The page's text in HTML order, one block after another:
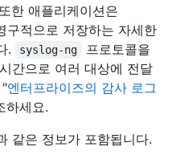
한 애플리케이션은
적으로 저장하는 자세한
.
syslog-ng
프로토콜을
간으로 여러 대상에 전달
"엔터프라이즈의 감사 로그
하세요.
같은 정보가 포함됩니다.